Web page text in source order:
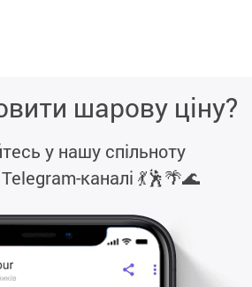
шарову ціну?
у нашу спільноту
каналі 💃🕺🌴🌊